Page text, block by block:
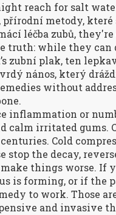
reach for salt
, přírodní metody, které
léčba zubů,
truth: while they can
zubní plak, ten
nános, který
without
inflammation or
calm irritated gums.
Cold
the decay,
things worse. If
is forming, or if the
to work. Those
and invasive